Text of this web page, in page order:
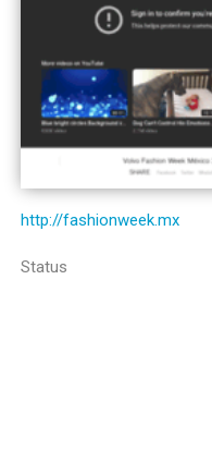
http://fashionweek.mx
Status